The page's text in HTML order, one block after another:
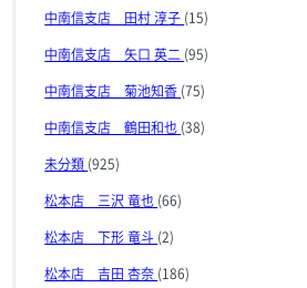
中南信支店 田村 淳子 (15)
中南信支店 矢口 英二 (95)
中南信支店 菊池知香 (75)
中南信支店 鶴田和也 (38)
未分類 (925)
松本店 三沢 竜也 (66)
松本店 下形 竜斗 (2)
松本店 吉田 杏奈 (186)